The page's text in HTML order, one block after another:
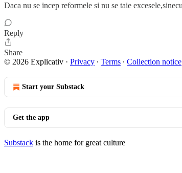
Daca nu se incep reformele si nu se taie
Reply
Share
© 2026 Explicativ · Privacy ∙ Terms ∙ Collection notice
Start your Substack
Get the app
Substack is the home for great culture